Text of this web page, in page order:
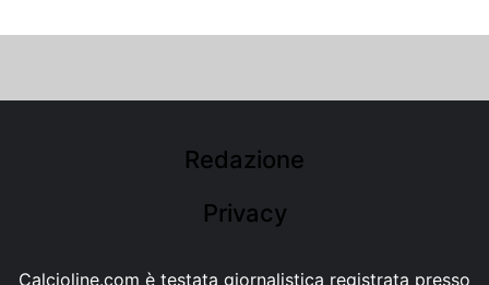
Redazione
Privacy
Calcioline.com è testata giornalistica registrata presso